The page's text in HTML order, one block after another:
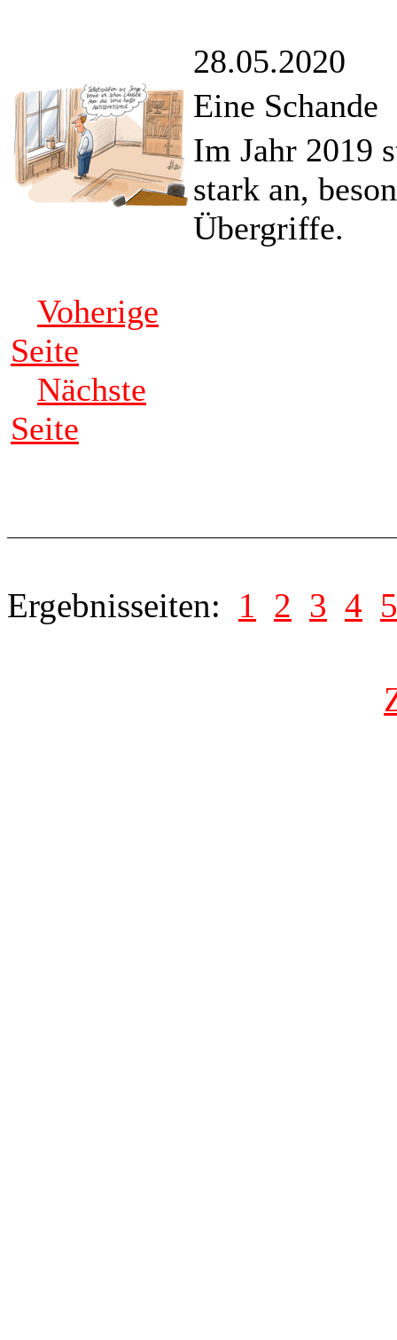
28.05.2020
Eine Schande
Im Jahr 2019
stark an,
Übergriffe.
Voherige
Seite
Nächste
Seite
Ergebnisseiten: 1 2 3 4 5